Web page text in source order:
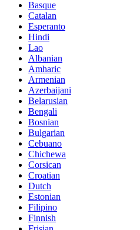
Basque
Catalan
Esperanto
Hindi
Lao
Albanian
Amharic
Armenian
Azerbaijani
Belarusian
Bengali
Bosnian
Bulgarian
Cebuano
Chichewa
Corsican
Croatian
Dutch
Estonian
Filipino
Finnish